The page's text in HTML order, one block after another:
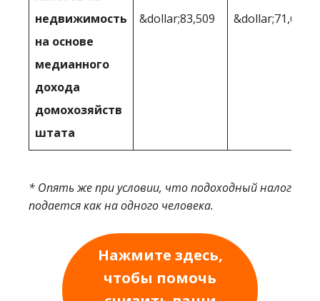
недвижимость
на основе
медианного
дохода
домохозяйств
штата
&dollar;83,509 &dollar;71,654
* Опять же при условии, что подоходный налог
подается как на одного человека.
Нажмите здесь,
чтобы помочь